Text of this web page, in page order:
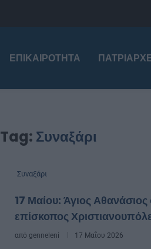
ΕΠΙΚΑΙΡΌΤΗΤΑ
Tag: Συναξάρι
Συναξάρι
17 Μαίου: Άγιος
επίσκοπος
από genneleni 17 Μαΐου 2026